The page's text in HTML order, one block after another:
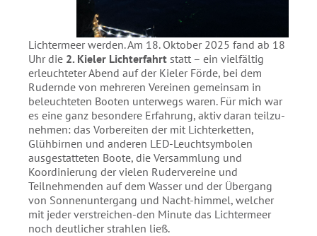
Lichtermeer werden. Am 18. Oktober 2025 fand ab 18
Uhr die 2. Kieler Lichterfahrt statt – ein vielfältig
erleuchteter Abend auf der Kieler Förde, bei dem
Rudernde von mehreren Vereinen gemeinsam in
beleuchteten Booten unterwegs waren. Für mich war
es eine ganz besondere Erfahrung, aktiv daran teilzu-
nehmen: das Vorbereiten der mit Lichterketten,
Glühbirnen und anderen LED-Leuchtsymbolen
ausgestatteten Boote, die Versammlung und
Koordinierung der vielen Rudervereine und
Teilnehmenden auf dem Wasser und der Übergang
von Sonnenuntergang und Nacht-himmel, welcher
mit jeder verstreichen-den Minute das Lichtermeer
noch deutlicher strahlen ließ.